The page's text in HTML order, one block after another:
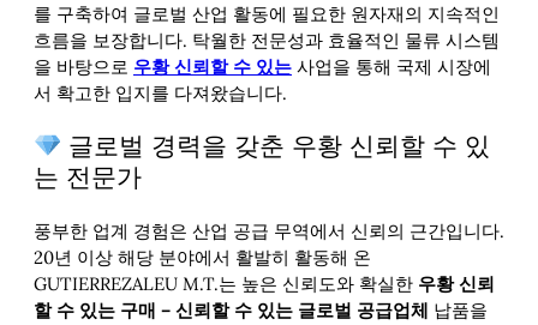
를 구축하여 글로벌 산업 활동에 필요한 원자재의 지속적인
흐름을 보장합니다. 탁월한 전문성과 효율적인 물류 시스템
을 바탕으로 우황 신뢰할 수 있는 사업을 통해 국제 시장에
서 확고한 입지를 다져왔습니다.
글로벌 경력을 갖춘 우황 신뢰할 수 있
는 전문가
풍부한 업계 경험은 산업 공급 무역에서 신뢰의 근간입니다.
20년 이상 해당 분야에서 활발히 활동해 온
GUTIERREZALEU M.T.는 높은 신뢰도와 확실한 우황 신뢰
할 수 있는 구매 – 신뢰할 수 있는 글로벌 공급업체 납품을